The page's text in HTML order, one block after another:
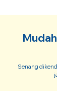
Senang